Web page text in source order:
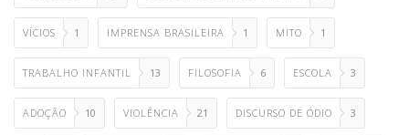
VÍCIOS 1 IMPRENSA BRASILEIRA 1 MITO 1
TRABALHO INFANTIL 13 FILOSOFIA 6 ESCOLA 3
ADOÇÃO 10 VIOLÊNCIA 21 DISCURSO DE ÓDIO 3